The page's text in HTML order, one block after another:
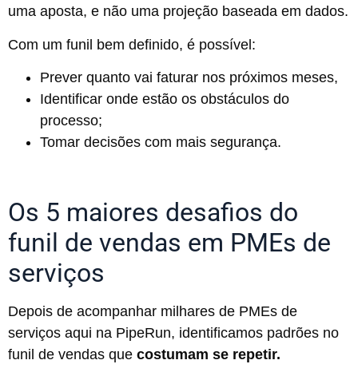
uma aposta, e não uma projeção baseada em dados.
Com um funil bem definido, é possível:
Prever quanto vai faturar nos próximos meses,
Identificar onde estão os obstáculos do
processo;
Tomar decisões com mais segurança.
Os 5 maiores desafios do
funil de vendas em PMEs de
serviços
Depois de acompanhar milhares de PMEs de
serviços aqui na PipeRun, identificamos padrões no
funil de vendas que costumam se repetir.